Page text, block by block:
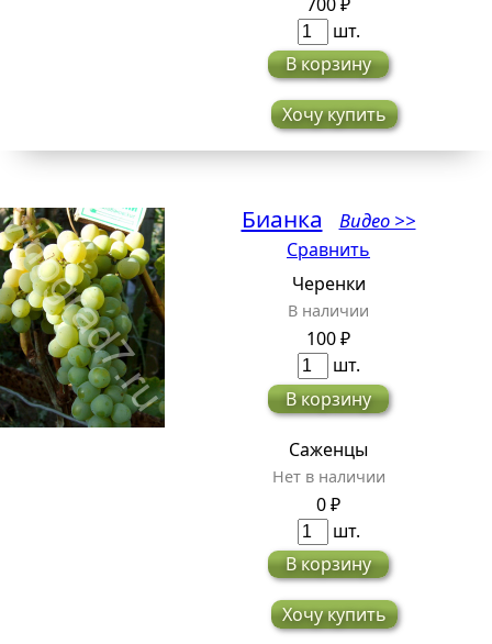
шт.
В корзину
Хочу купить
Бианка Видео >>
Сравнить
Черенки
В наличии
100 ₽
шт.
В корзину
Саженцы
Нет в наличии
0 ₽
шт.
В корзину
Хочу купить